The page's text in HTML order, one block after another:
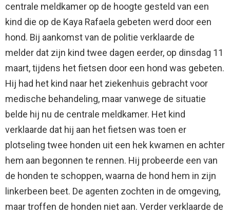
centrale meldkamer op de hoogte gesteld van een
kind die op de Kaya Rafaela gebeten werd door een
hond. Bij aankomst van de politie verklaarde de
melder dat zijn kind twee dagen eerder, op dinsdag 11
maart, tijdens het fietsen door een hond was gebeten.
Hij had het kind naar het ziekenhuis gebracht voor
medische behandeling, maar vanwege de situatie
belde hij nu de centrale meldkamer. Het kind
verklaarde dat hij aan het fietsen was toen er
plotseling twee honden uit een hek kwamen en achter
hem aan begonnen te rennen. Hij probeerde een van
de honden te schoppen, waarna de hond hem in zijn
linkerbeen beet. De agenten zochten in de omgeving,
maar troffen de honden niet aan. Verder verklaarde de